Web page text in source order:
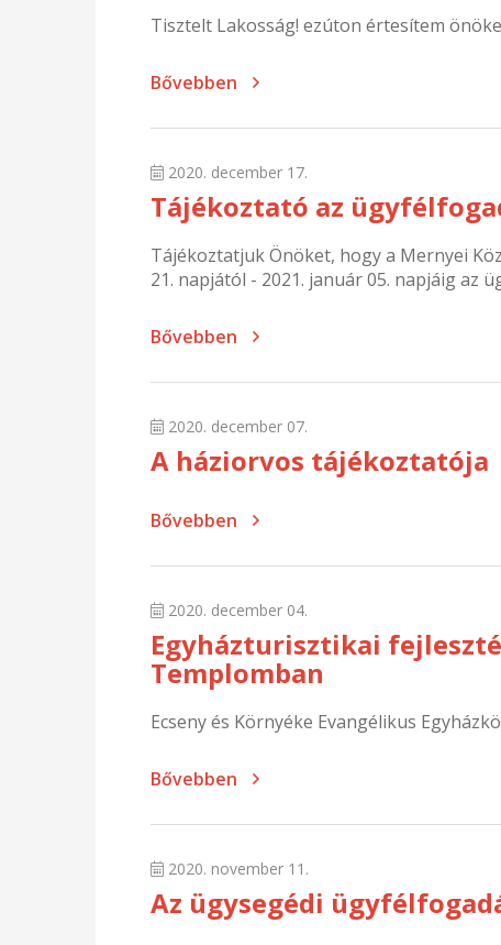
Tisztelt Lakosság! ezúton értesítem
Bővebben
2020. december 17.
Tájékoztató az
Tájékoztatjuk Önöket, hogy a Mernyei
21. napjától - 2021. január 05. napjáig az
Bővebben
2020. december 07.
A háziorvos tájékoztatója
Bővebben
2020. december 04.
Egyházturisztikai
Templomban
Ecseny és Környéke Evangélikus
Bővebben
2020. november 11.
Az ügysegédi